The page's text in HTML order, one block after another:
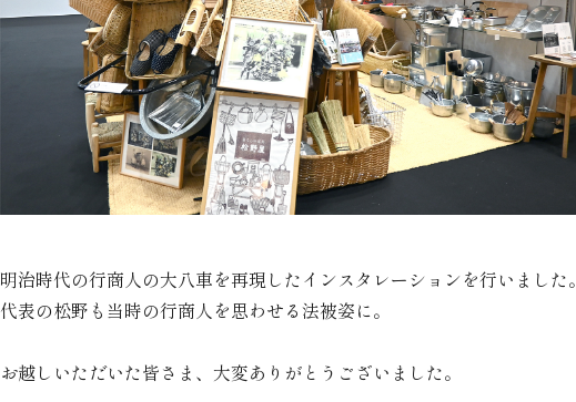
明治時代の行商人の大八車を再現したインスタレーションを行いました。
代表の松野も当時の行商人を思わせる法被姿に。
お越しいただいた皆さま、大変ありがとうございました。